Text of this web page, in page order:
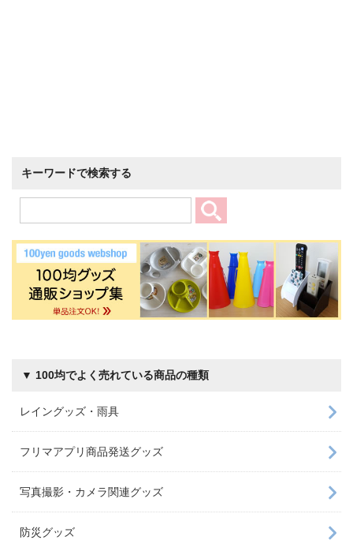
キーワードで検索する
▼ 100均でよく売れている商品の種類
レイングッズ・雨具
フリマアプリ商品発送グッズ
写真撮影・カメラ関連グッズ
防災グッズ